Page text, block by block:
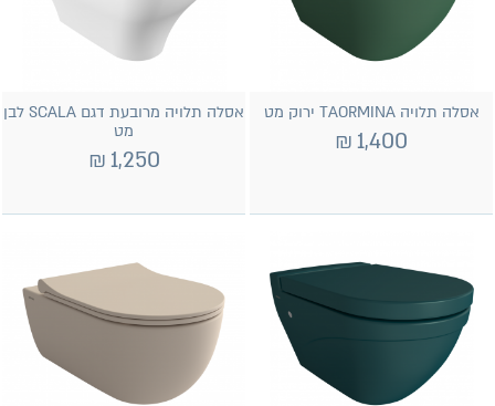
אסלה תלויה TAORMINA ירוק מט
1,400
₪
אסלה תלויה מרובעת דגם SCALA לבן
מט
1,250
₪